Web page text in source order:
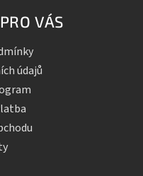
VÁS
údajů